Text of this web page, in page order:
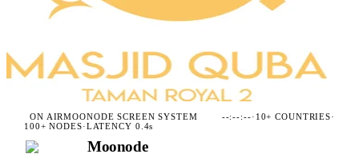
ON AIRMOONODE SCREEN SYSTEM --:--:--· 10+ COUNTRIES·
100+ NODES·LATENCY 0.4s
Moonode